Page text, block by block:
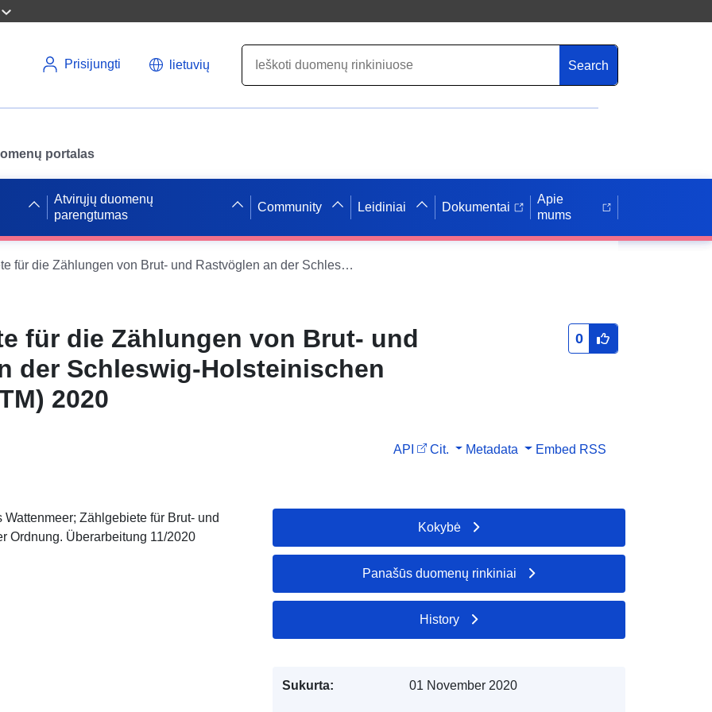
Prisijungti lietuvių Search
portalas
Atvirųjų duomenų
parengtumas
Community Leidiniai Dokumentai
Apie
mums
Bezugsgebiete für die Zählungen von Brut- und Rastvöglen an der Schleswig-Holsteinischen Westküste (UTM) 2020
für die Zählungen von Brut- und
der Schleswig-Holsteinischen
2020
0
API Cit. Metadata Embed RSS
Zählgebiete für Brut- und
Ordnung. Überarbeitung 11/2020
Kokybė
Panašūs duomenų rinkiniai
History
Sukurta: 01 November 2020